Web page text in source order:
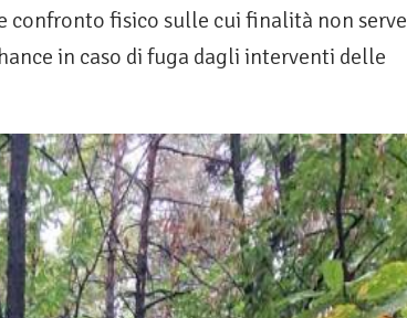
confronto fisico sulle cui finalità non serve
in caso di fuga dagli interventi delle